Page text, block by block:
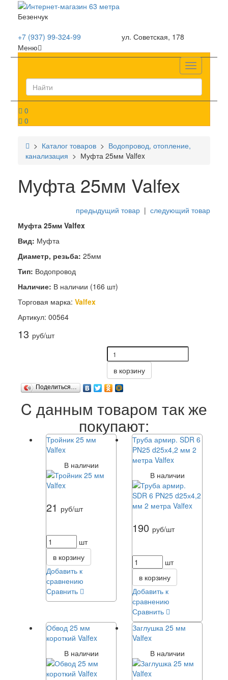
Безенчук
+7 (937) 99-324-99
ул. Советская, 178
Меню
Список
0
0
> Каталог товаров > Водопровод, отопление,
канализация > Муфта 25мм Valfex
Муфта 25мм Valfex
предыдущий товар | следующий товар
Муфта 25мм Valfex
Вид: Муфта
Диаметр, резьба: 25мм
Тип: Водопровод
Наличие: В наличии (166 шт)
Торговая марка: Valfex
Артикул: 00564
13 руб/шт
в корзину
Поделиться…
C данным товаром так же
покупают:
Тройник 25 мм
Valfex
В наличии
21 руб/шт
шт
в корзину
Добавить к
сравнению
Сравнить
Труба армир. SDR 6
PN25 d25х4,2 мм 2
метра Valfex
В наличии
190 руб/шт
шт
в корзину
Добавить к
сравнению
Сравнить
Обвод 25 мм
короткий Valfex
В наличии
Заглушка 25 мм
Valfex
В наличии